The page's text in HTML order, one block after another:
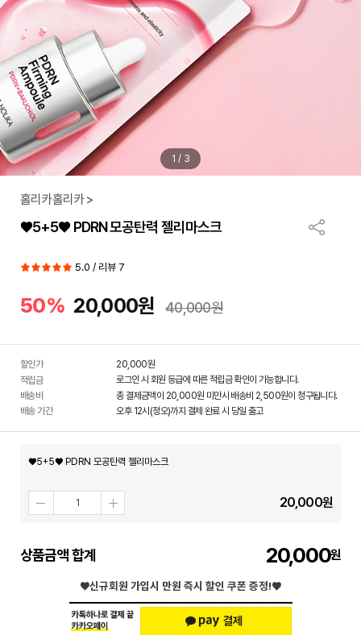
1 / 3
홀리카홀리카 >
♥5+5♥ PDRN 모공탄력 젤리마스크
5.0 / 리뷰 7
50% 20,000원 40,000원
할인가 20,000원
적립금
로그인 시 회원 등급에 따른 적립금 확인이 가능합니다.
배송비
총 결제금액이 20,000원 미만시 배송비 2,500원이 청구됩니다.
배송 기간
오후 12시(정오)까지 결제 완료 시 당일 출고
♥5+5♥ PDRN 모공탄력 젤리마스크
20,000원
상품금액 합계 20,000
♥신규회원 가입시 만원 즉시 할인 쿠폰 증정!♥